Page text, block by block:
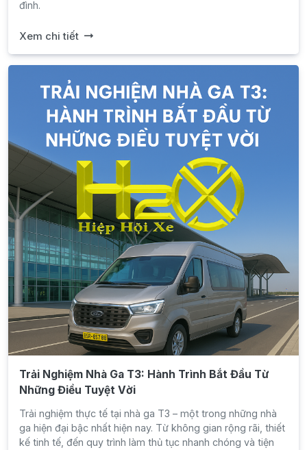
đình.
Xem chi tiết
Trải Nghiệm Nhà Ga T3: Hành Trình Bắt Đầu Từ
Những Điều Tuyệt Vời
Trải nghiệm thực tế tại nhà ga T3 – một trong những nhà
ga hiện đại bậc nhất hiện nay. Từ không gian rộng rãi, thiết
kế tinh tế, đến quy trình làm thủ tục nhanh chóng và tiện